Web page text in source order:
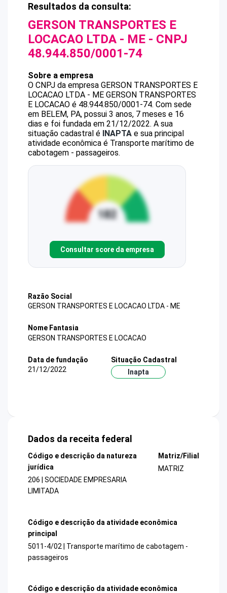
Resultados da consulta:
GERSON TRANSPORTES E
LOCACAO LTDA - ME - CNPJ
48.944.850/0001-74
Sobre a empresa
O CNPJ da empresa GERSON TRANSPORTES E
LOCACAO LTDA - ME GERSON TRANSPORTES
E LOCACAO é 48.944.850/0001-74. Com sede
em BELEM, PA, possui 3 anos, 7 meses e 16
dias e foi fundada em 21/12/2022. A sua
situação cadastral é INAPTA e sua principal
atividade econômica é Transporte marítimo de
cabotagem - passageiros.
Consultar score da empresa
Razão Social
GERSON TRANSPORTES E LOCACAO LTDA - ME
Nome Fantasia
GERSON TRANSPORTES E LOCACAO
Data de fundação
21/12/2022
Situação Cadastral
Inapta
Dados da receita federal
Código e descrição da natureza
jurídica
206 | SOCIEDADE EMPRESARIA
LIMITADA
Matriz/Filial
MATRIZ
Código e descrição da atividade econômica
principal
5011-4/02 | Transporte marítimo de cabotagem -
passageiros
Código e descrição da atividade econômica